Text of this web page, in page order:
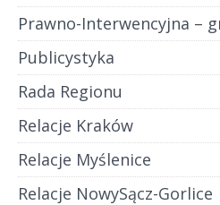
Prawno-Interwencyjna –
Publicystyka
Rada Regionu
Relacje Kraków
Relacje Myślenice
Relacje NowySącz-Gorlice